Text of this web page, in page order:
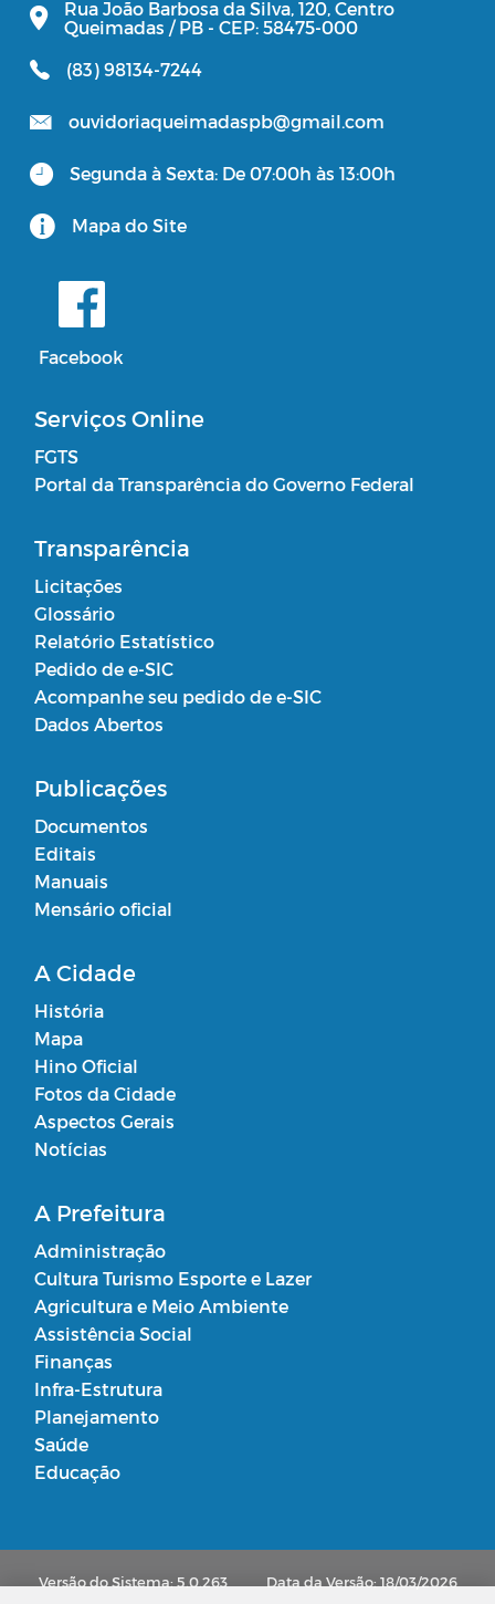
Rua João Barbosa da Silva, 120, Centro
Queimadas / PB - CEP: 58475-000
(83) 98134-7244
ouvidoriaqueimadaspb@gmail.com
Segunda à Sexta: De 07:00h às 13:00h
Mapa do Site
Facebook
Serviços Online
FGTS
Portal da Transparência do Governo Federal
Transparência
Licitações
Glossário
Relatório Estatístico
Pedido de e-SIC
Acompanhe seu pedido de e-SIC
Dados Abertos
Publicações
Documentos
Editais
Manuais
Mensário oficial
A Cidade
História
Mapa
Hino Oficial
Fotos da Cidade
Aspectos Gerais
Notícias
A Prefeitura
Administração
Cultura Turismo Esporte e Lazer
Agricultura e Meio Ambiente
Assistência Social
Finanças
Infra-Estrutura
Planejamento
Saúde
Educação
Versão do Sistema: 5.0.263 Data da Versão: 18/03/2026